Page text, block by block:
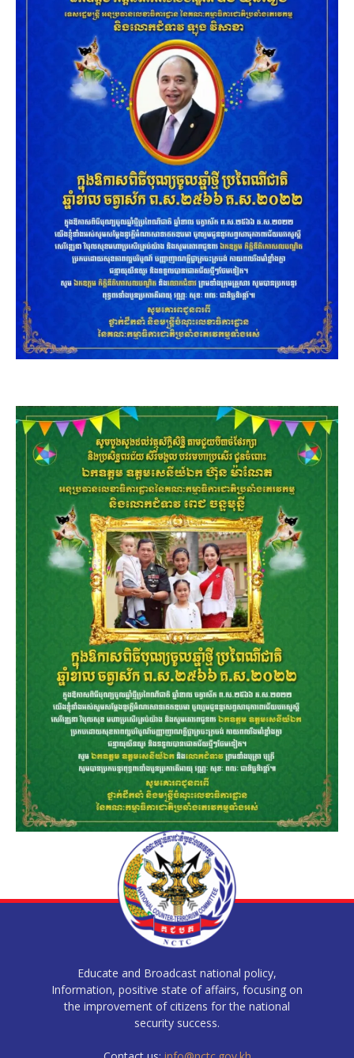
Educate and Broadcast national policy,
Information, positive state of affairs, focusing on
the improvement of citizens for the national
security success.